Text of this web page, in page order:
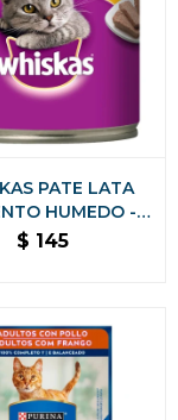
PATE LATA
HUMEDO -
340 GRAMOS
$ 145